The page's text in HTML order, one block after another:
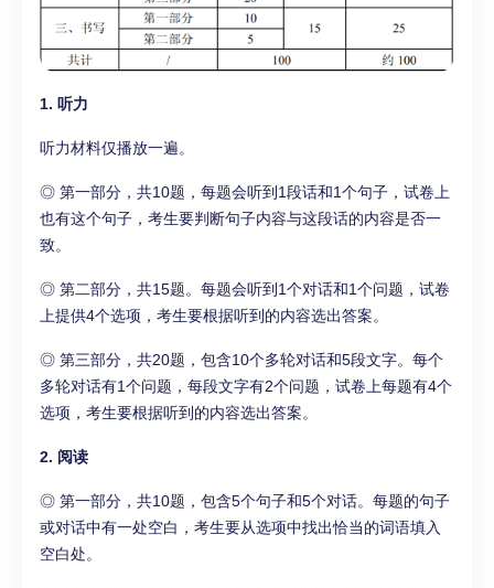
1. 听力
听力材料仅播放一遍。
◎ 第一部分，共10题，每题会听到1段话和1个句子，试卷上
也有这个句子，考生要判断句子内容与这段话的内容是否一
致。
◎ 第二部分，共15题。每题会听到1个对话和1个问题，试卷
上提供4个选项，考生要根据听到的内容选出答案。
◎ 第三部分，共20题，包含10个多轮对话和5段文字。每个
多轮对话有1个问题，每段文字有2个问题，试卷上每题有4个
选项，考生要根据听到的内容选出答案。
2. 阅读
◎ 第一部分，共10题，包含5个句子和5个对话。每题的句子
或对话中有一处空白，考生要从选项中找出恰当的词语填入
空白处。